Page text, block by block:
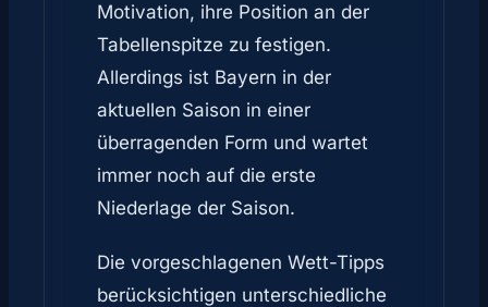
Motivation, ihre Position an der
Tabellenspitze zu festigen.
Allerdings ist Bayern in der
aktuellen Saison in einer
überragenden Form und wartet
immer noch auf die erste
Niederlage der Saison.
Die vorgeschlagenen Wett-Tipps
berücksichtigen unterschiedliche